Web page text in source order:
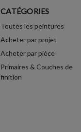
CATÉGORIES
Toutes les peintures
Acheter par projet
Acheter par pièce
Primaires & Couches de
finition